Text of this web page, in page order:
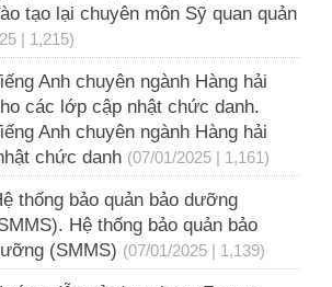
tạo lại chuyên môn Sỹ quan quản
| 1,215)
Anh chuyên ngành Hàng hải
các lớp cập nhật chức danh.
Anh chuyên ngành Hàng hải
chức danh (07/01/2025 | 1,161)
thống bảo quản bảo dưỡng
Hệ thống bảo quản bảo
(SMMS) (07/01/2025 | 1,139)